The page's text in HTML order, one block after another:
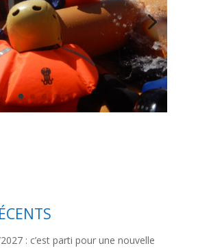
: c’est parti pour une nouvelle